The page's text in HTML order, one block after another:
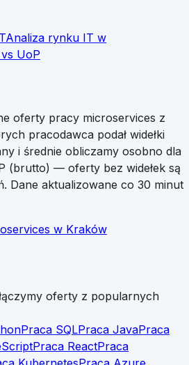
Analiza rynku IT w
UoP
oferty pracy microservices z
pracodawca podał widełki
i średnie obliczamy osobno dla
(brutto) — oferty bez widełek są
Dane aktualizowane co 30 minut
w Kraków
oferty z popularnych
Praca SQLPraca JavaPraca
Praca ReactPraca